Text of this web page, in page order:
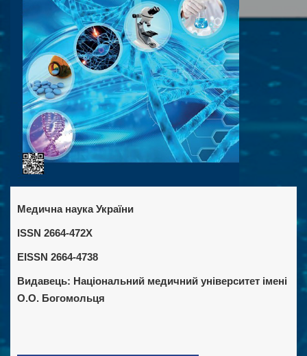
Медична наука України
ISSN 2664-472X
EISSN 2664-4738
Видавець: Національний медичний університет імені
О.О. Богомольця